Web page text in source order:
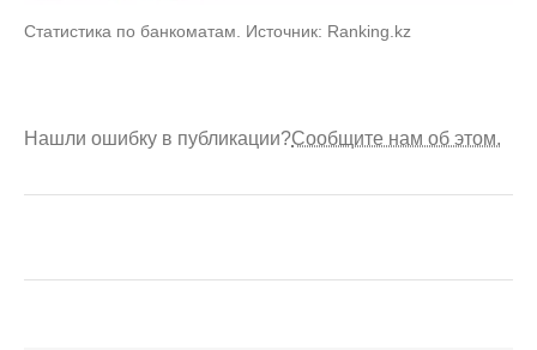
Статистика по банкоматам. Источник: Ranking.kz
Нашли ошибку в публикации?Сообщите нам об этом.